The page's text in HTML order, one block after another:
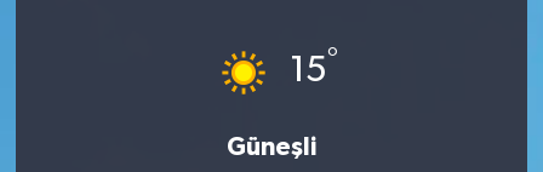
15°
Güneşli